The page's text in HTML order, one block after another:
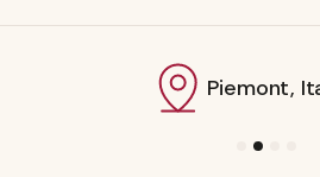
Piemont,